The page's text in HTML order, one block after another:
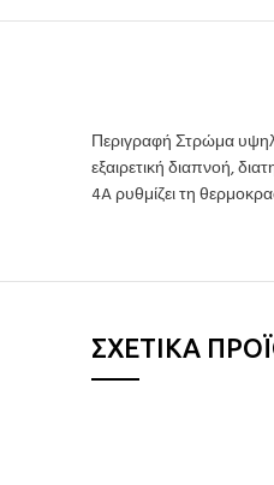
Περιγραφή Στρώμα
εξαιρετική διαπνοή,
4A ρυθμίζει τη
ΣΧΕΤΙΚΆ